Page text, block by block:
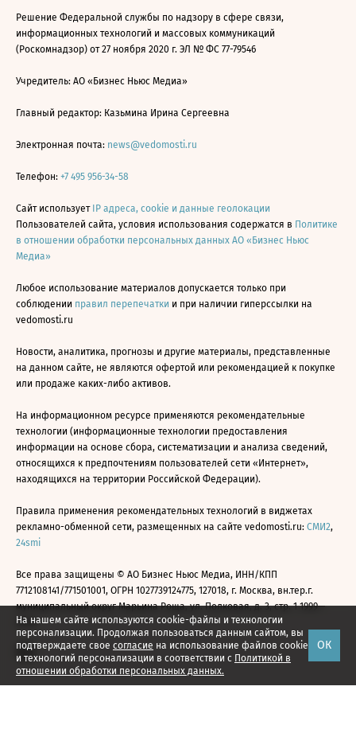
На нашем сайте используются cookie-файлы и технологии
персонализации. Продолжая пользоваться данным сайтом, вы
подтверждаете свое согласие на использование файлов cookie
и технологий персонализации в соответствии с Политикой в
отношении обработки персональных данных.
ОК
Решение Федеральной службы по надзору в сфере связи,
информационных технологий и массовых коммуникаций
(Роскомнадзор) от 27 ноября 2020 г. ЭЛ № ФС 77-79546
Учредитель: АО «Бизнес Ньюс Медиа»
Главный редактор: Казьмина Ирина Сергеевна
Электронная почта: news@vedomosti.ru
Телефон: +7 495 956-34-58
Сайт использует IP адреса, cookie и данные геолокации
Пользователей сайта, условия использования содержатся в Политике
в отношении обработки персональных данных АО «Бизнес Ньюс
Медиа»
Любое использование материалов допускается только при
соблюдении правил перепечатки и при наличии гиперссылки на
vedomosti.ru
Новости, аналитика, прогнозы и другие материалы, представленные
на данном сайте, не являются офертой или рекомендацией к покупке
или продаже каких-либо активов.
На информационном ресурсе применяются рекомендательные
технологии (информационные технологии предоставления
информации на основе сбора, систематизации и анализа сведений,
относящихся к предпочтениям пользователей сети «Интернет»,
находящихся на территории Российской Федерации).
Правила применения рекомендательных технологий в виджетах
рекламно-обменной сети, размещенных на сайте vedomosti.ru: СМИ2,
24smi
Все права защищены © АО Бизнес Ньюс Медиа, ИНН/КПП
7712108141/771501001, ОГРН 1027739124775, 127018, г. Москва, вн.тер.г.
муниципальный округ Марьина Роща, ул. Полковая, д. 3, стр. 1 1999—
2026